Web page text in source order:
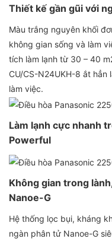
Thiết kế gần gũi với
Màu trắng nguyên khối
không gian sống và làm
tích làm lạnh từ 30 – 40
CU/CS-N24UKH-8 ắt hẳn
làm việc.
Làm lạnh cực nhanh
Powerful
Không gian trong
Nanoe-G
Hệ thống lọc bụi, kháng
ngàn phân tử Nanoe-G